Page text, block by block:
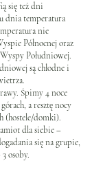
się też dni
dnia temperatura
nie
Północnej oraz
Południowej.
są chłodne i
Śpimy 4 noce
a resztę nocy
(hostele/domki).
dla siebie –
się na grupie,
osoby.